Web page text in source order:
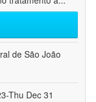
de São João
Thu Dec 31